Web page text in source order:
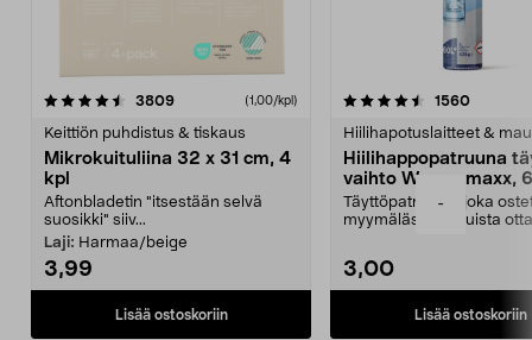
-
3809arvostelut (1,00/kpl)
Keittiön puhdistus & tiskaus
Mikrokuituliina 32 x 31 cm, 4
kpl
Aftonbladetin "itsestään selvä
suosikki" siiv...
Laji: Harmaa/beige
3,99
Lisää ostoskoriin
4.5viidestä
1560
Hiilihapotuslaitteet &
Hiilihappopatruuna
vaihto Wassermaxx,
Täyttöpatruuna, joka
myymälästä – muista
3,00
Lisää ostoskoriin
4.5viidestä